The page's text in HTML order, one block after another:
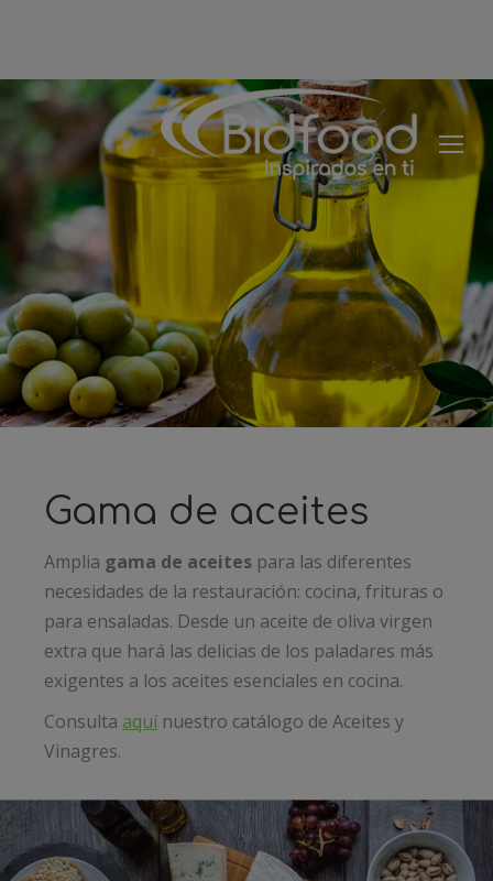
Gama de aceites
Amplia gama de aceites para las diferentes
necesidades de la restauración: cocina, frituras o
para ensaladas. Desde un aceite de oliva virgen
extra que hará las delicias de los paladares más
exigentes a los aceites esenciales en cocina.
Consulta aquínuestro catálogo de Aceites y
Vinagres.